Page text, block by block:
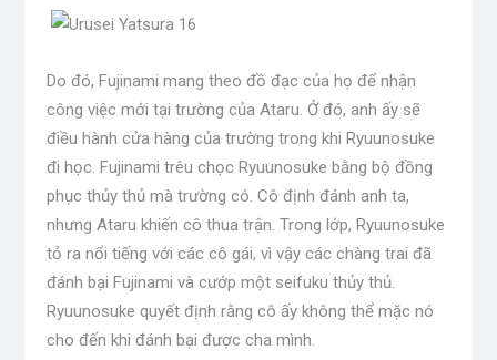
Do đó, Fujinami mang theo đồ đạc của họ để nhận
công việc mới tại trường của Ataru. Ở đó, anh ấy sẽ
điều hành cửa hàng của trường trong khi Ryuunosuke
đi học. Fujinami trêu chọc Ryuunosuke bằng bộ đồng
phục thủy thủ mà trường có. Cô định đánh anh ta,
nhưng Ataru khiến cô thua trận. Trong lớp, Ryuunosuke
tỏ ra nổi tiếng với các cô gái, vì vậy các chàng trai đã
đánh bại Fujinami và cướp một seifuku thủy thủ.
Ryuunosuke quyết định rằng cô ấy không thể mặc nó
cho đến khi đánh bại được cha mình.